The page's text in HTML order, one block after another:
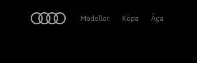
Modeller Köpa Äga